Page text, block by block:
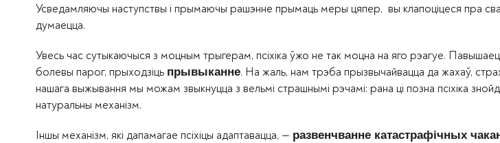
Усведамляючы наступствы і прымаючы рашэнне прымаць меры цяпер, вы клапоціцеся пра
думаецца.
Увесь час сутыкаючыся з моцным трыгерам, псіхіка ўжо не так моцна на яго рэагуе.
болевы парог, прыходзіць прывыканне. На жаль, нам трэба прызвычайвацца да жахаў,
нашага выжывання мы можам звыкнуцца з вельмі страшнымі рэчамі: рана ці позна псіхіка
натуральны механізм.
Іншы механізм, які дапамагае псіхіцы адаптавацца, — развенчванне катастрафічных